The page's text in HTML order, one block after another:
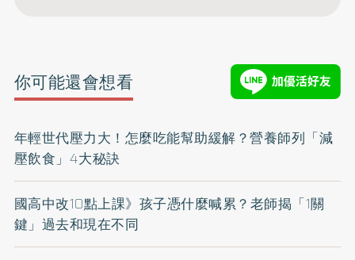
你可能還會想看
年輕世代壓力大！怎麼吃能幫助緩解？營養師列「減
壓飲食」4大秘訣
國高中改10點上課》孩子憑什麼喊累？老師揭「1關
鍵」過去和現在不同